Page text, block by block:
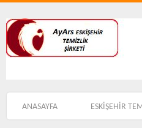
ANASAYFA ESKİŞEHİR